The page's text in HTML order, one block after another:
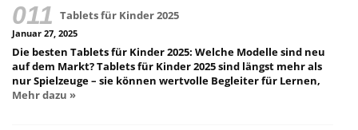
Tablets für Kinder 2025
Januar 27, 2025
Die besten Tablets für Kinder 2025: Welche Modelle sind neu
auf dem Markt? Tablets für Kinder 2025 sind längst mehr als
nur Spielzeuge – sie können wertvolle Begleiter für Lernen,
Mehr dazu »